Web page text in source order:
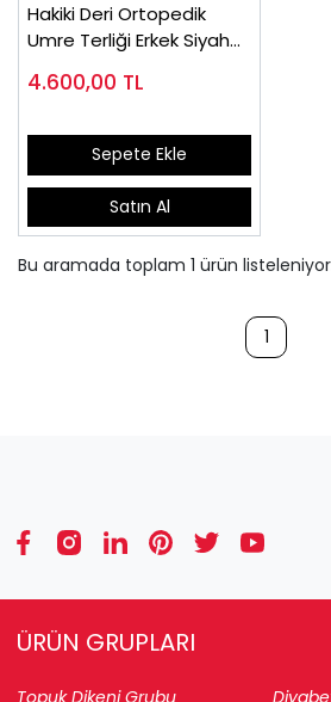
Hakiki Deri Ortopedik
Umre Terliği Erkek Siyah
4.600,00 TL
Sepete Ekle
Satın Al
Bu aramada toplam 1 ürün
1
ÜRÜN GRUPLARI
Topuk Dikeni Grubu